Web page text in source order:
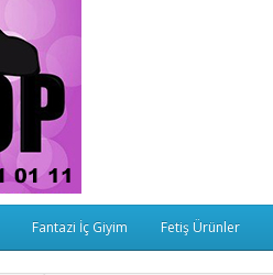
Fantazi İç Giyim Fetiş Ürünler